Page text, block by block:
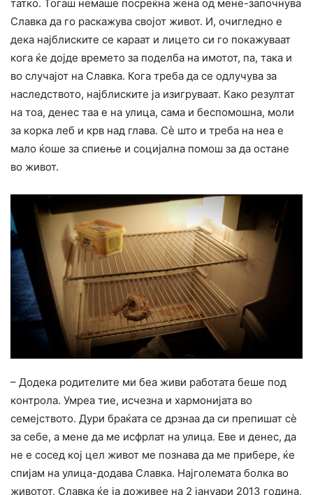
татко. Тогаш немаше посреќна жена од мене-започнува
Славка да го раскажува својот живот. И, очигледно е
дека најблиските се караат и лицето си го покажуваат
кога ќе дојде времето за поделба на имотот, па, така и
во случајот на Славка. Кога треба да се одлучува за
наследството, најблиските ја изигруваат. Како резултат
на тоа, денес таа е на улица, сама и беспомошна, моли
за корка леб и крв над глава. Сè што и треба на неа е
мало ќоше за спиење и социјална помош за да остане
во живот.
– Додека родителите ми беа живи работата беше под
контрола. Умреа тие, исчезна и хармонијата во
семејството. Дури браќата се дрзнаа да си препишат сè
за себе, а мене да ме исфрлат на улица. Еве и денес, да
не е сосед кој цел живот ме познава да ме прибере, ќе
спијам на улица-додава Славка. Најголемата болка во
животот, Славка ќе ја доживее на 2 јануари 2013 година,